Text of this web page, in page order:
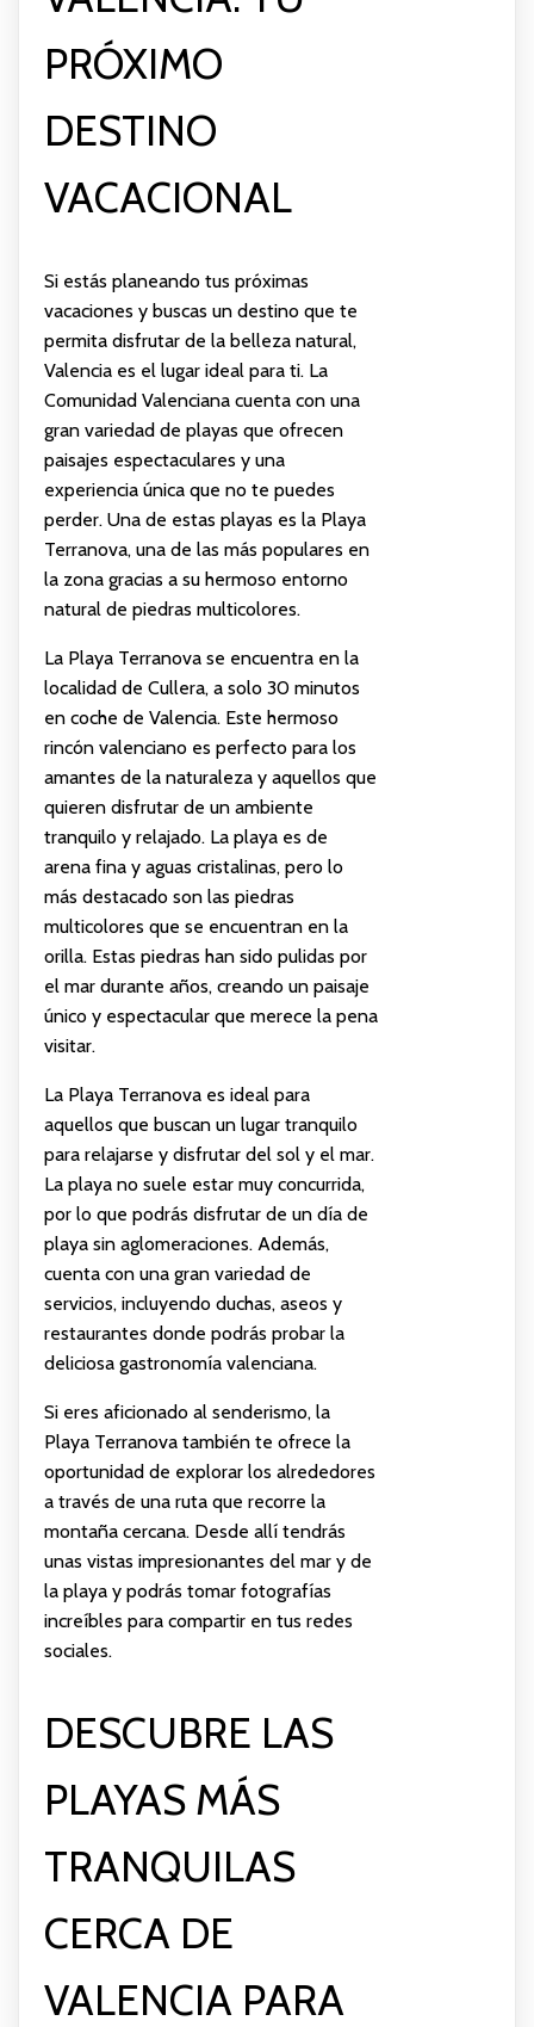
PRÓXIMO
DESTINO
VACACIONAL
Si estás planeando tus próximas
vacaciones y buscas un destino que te
permita disfrutar de la belleza natural,
Valencia es el lugar ideal para ti. La
Comunidad Valenciana cuenta con una
gran variedad de playas que ofrecen
paisajes espectaculares y una
experiencia única que no te puedes
perder. Una de estas playas es la Playa
Terranova, una de las más populares en
la zona gracias a su hermoso entorno
natural de piedras multicolores.
La Playa Terranova se encuentra en la
localidad de Cullera, a solo 30 minutos
en coche de Valencia. Este hermoso
rincón valenciano es perfecto para los
amantes de la naturaleza y aquellos que
quieren disfrutar de un ambiente
tranquilo y relajado. La playa es de
arena fina y aguas cristalinas, pero lo
más destacado son las piedras
multicolores que se encuentran en la
orilla. Estas piedras han sido pulidas por
el mar durante años, creando un paisaje
único y espectacular que merece la pena
visitar.
La Playa Terranova es ideal para
aquellos que buscan un lugar tranquilo
para relajarse y disfrutar del sol y el mar.
La playa no suele estar muy concurrida,
por lo que podrás disfrutar de un día de
playa sin aglomeraciones. Además,
cuenta con una gran variedad de
servicios, incluyendo duchas, aseos y
restaurantes donde podrás probar la
deliciosa gastronomía valenciana.
Si eres aficionado al senderismo, la
Playa Terranova también te ofrece la
oportunidad de explorar los alrededores
a través de una ruta que recorre la
montaña cercana. Desde allí tendrás
unas vistas impresionantes del mar y de
la playa y podrás tomar fotografías
increíbles para compartir en tus redes
sociales.
DESCUBRE LAS
PLAYAS MÁS
TRANQUILAS
CERCA DE
VALENCIA PARA